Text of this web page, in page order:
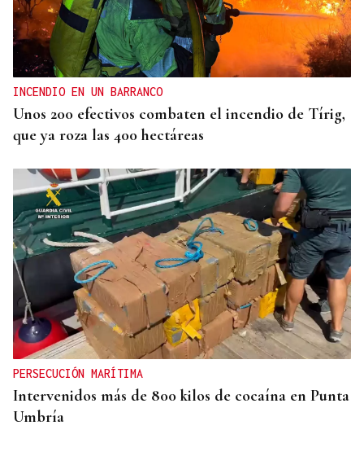
INCENDIO EN UN BARRANCO
Unos 200 efectivos combaten el incendio de Tírig,
que ya roza las 400 hectáreas
PERSECUCIÓN MARÍTIMA
Intervenidos más de 800 kilos de cocaína en Punta
Umbría